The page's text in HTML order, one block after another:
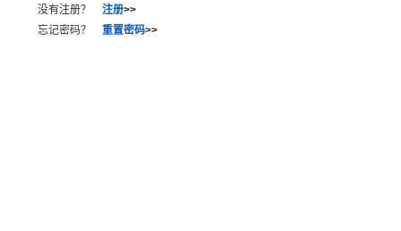
没有注册？ 注册>>
忘记密码？ 重置密码>>